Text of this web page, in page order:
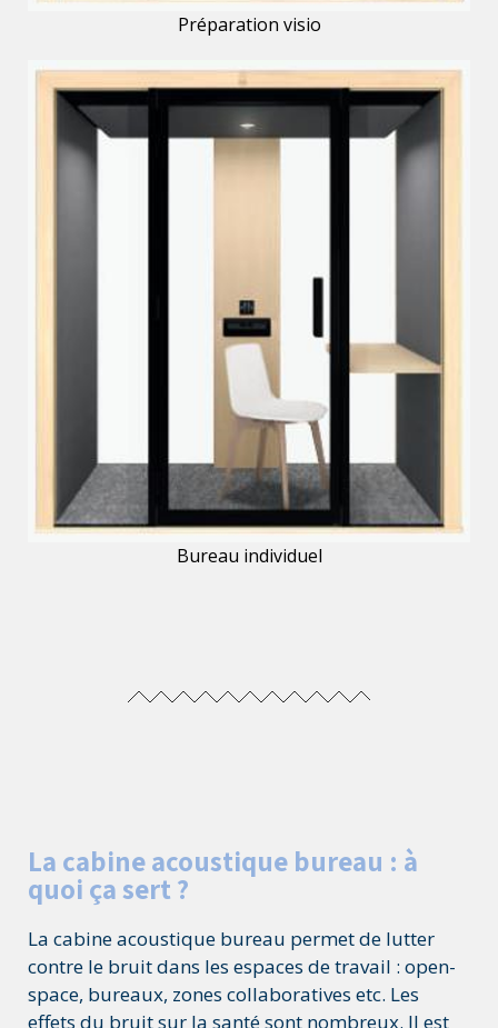
Préparation visio
Bureau individuel
La cabine acoustique bureau : à
quoi ça sert ?
La cabine acoustique bureau permet de lutter
contre le bruit dans les espaces de travail : open-
space, bureaux, zones collaboratives etc. Les
effets du bruit sur la santé sont nombreux. Il est